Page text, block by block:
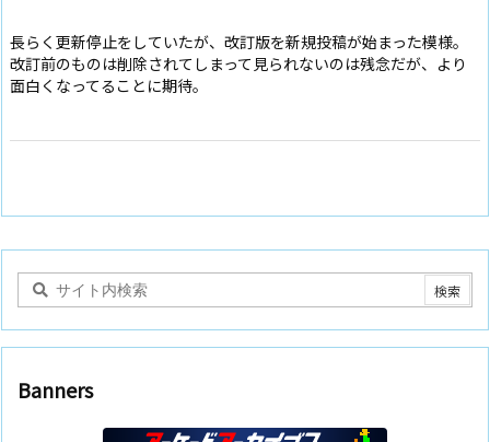
長らく更新停止をしていたが、改訂版を新規投稿が始まった模様。
改訂前のものは削除されてしまって見られないのは残念だが、より
面白くなってることに期待。
Banners